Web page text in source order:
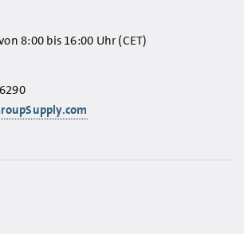
8:00 bis 16:00 Uhr (CET)